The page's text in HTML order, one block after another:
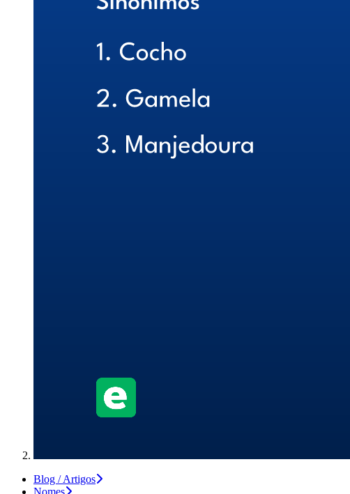
Blog / Artigos
Nomes